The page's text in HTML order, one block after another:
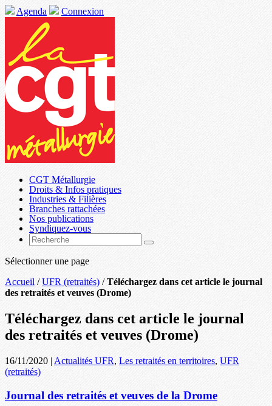
Agenda Connexion
CGT Métallurgie
Droits & Infos pratiques
Industries & Filières
Branches rattachées
Nos publications
Syndiquez-vous
Sélectionner une page
Accueil /UFR (retraités) /Téléchargez dans cet article le journal
des retraités et veuves (Drome)
Téléchargez dans cet article le journal
des retraités et veuves (Drome)
16/11/2020 | Actualités UFR, Les retraités en territoires, UFR
(retraités)
Journal des retraités et veuves de la Drome